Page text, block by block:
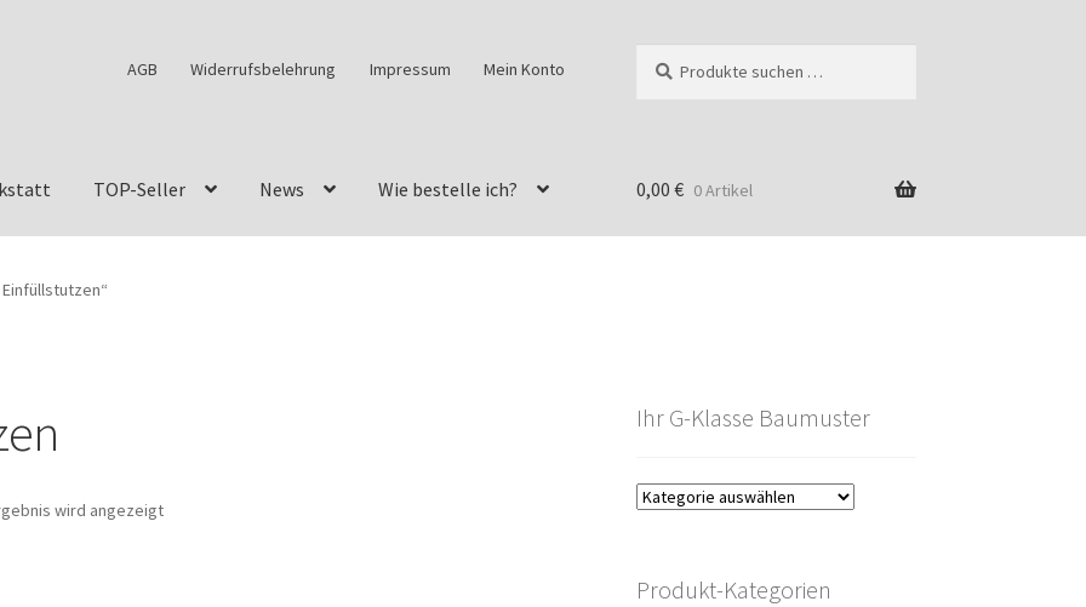
AGB Widerrufsbelehrung Impressum Mein Konto
nach:
TOP-Seller News Wie bestelle ich?
Felge ist für mein G-Modell 2018 verfügbar
Restore – Tune – Drive
w463
0,00 € 0 Artikel
wird angezeigt
Ihr G-Klasse Baumuster
Produkt-Kategorien